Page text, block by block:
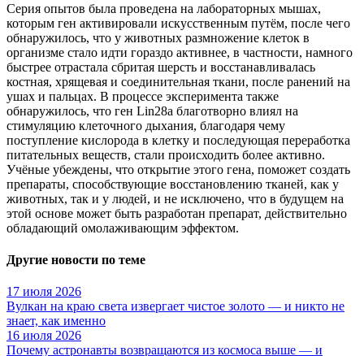
Серия опытов была проведена на лабораторных мышах,
которым ген активировали искусственным путём, после чего
обнаружилось, что у животных размножение клеток в
организме стало идти гораздо активнее, в частности, намного
быстрее отрастала сбритая шерсть и восстанавливалась
костная, хрящевая и соединительная ткани, после ранений на
ушах и пальцах. В процессе эксперимента также
обнаружилось, что ген Lin28a благотворно влиял на
стимуляцию клеточного дыхания, благодаря чему
поступление кислорода в клетку и последующая переработка
питательных веществ, стали происходить более активно.
Учёные убеждены, что открытие этого гена, поможет создать
препараты, способствующие восстановлению тканей, как у
животных, так и у людей, и не исключено, что в будущем на
этой основе может быть разработан препарат, действительно
обладающий омолаживающим эффектом.
Другие новости по теме
17 июля 2026
Вулкан на краю света извергает чистое золото — и никто не
знает, как именно
16 июля 2026
Почему астронавты возвращаются из космоса выше — и